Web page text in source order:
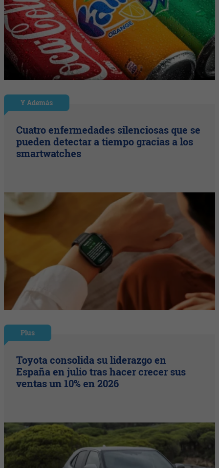
Y Además
Cuatro enfermedades silenciosas que se
pueden detectar a tiempo gracias a los
smartwatches
Plus
Toyota consolida su liderazgo en
España en julio tras hacer crecer sus
ventas un 10% en 2026